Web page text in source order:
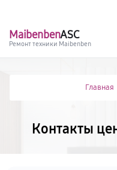
MaibenbenASC
Ремонт техники Maibenben
Главная
Контакты